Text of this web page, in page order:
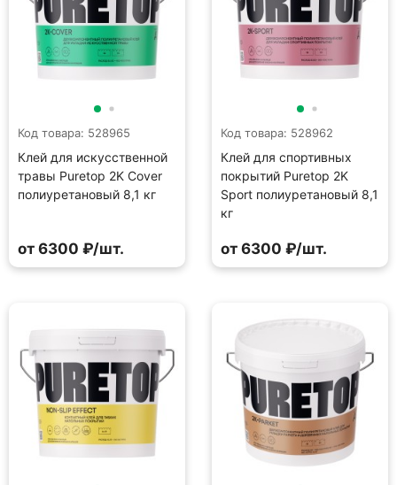
Код товара: 528965
Клей для искусственной
травы Puretop 2K Cover
полиуретановый 8,1 кг
от 6300 ₽/шт.
Код товара: 528962
Клей для спортивных
покрытий Puretop 2K
Sport полиуретановый 8,1
кг
от 6300 ₽/шт.